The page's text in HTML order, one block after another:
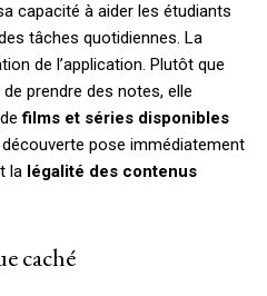
capacité à aider les étudiants
tâches quotidiennes. La
de l’application. Plutôt que
prendre des notes, elle
defilms et séries disponibles
pose immédiatement
la légalité des contenus
caché